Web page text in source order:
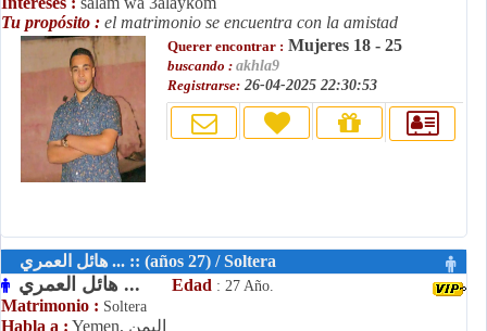
Tu propósito : el matrimonio se encuentra con la amistad
Querer encontrar : Mujeres 18 - 25
buscando : akhla9
Registrarse: 26-04-2025 22:30:53
هائل العمري ... :: (años 27) / Soltera
هائل العمري ... Edad : 27 Año.
Matrimonio : Soltera
Habla a :
Yemen, اليمن